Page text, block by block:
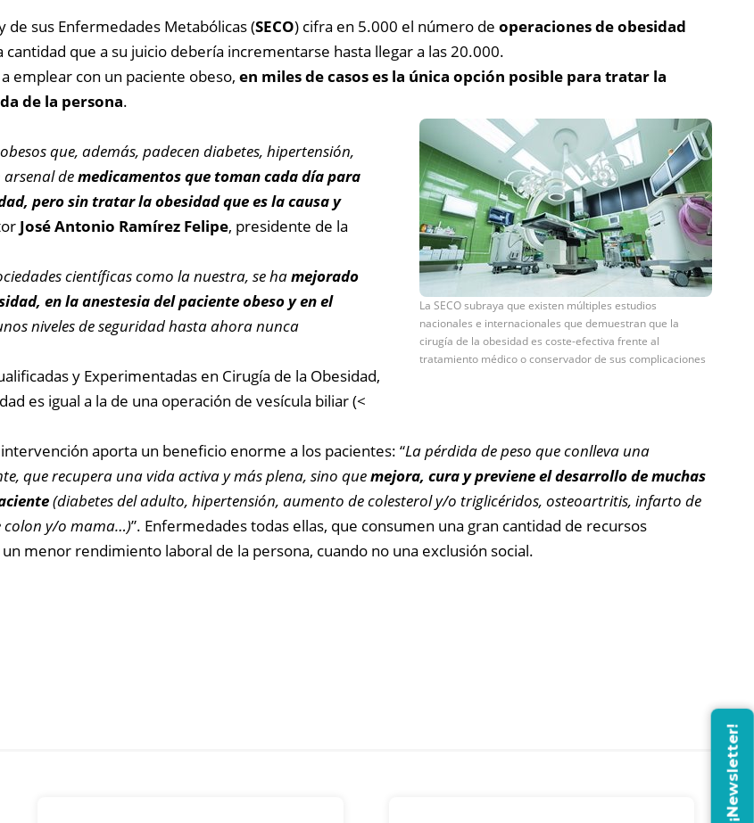
de sus Enfermedades Metabólicas (SECO) cifra en 5.000 el número de operaciones de obesidad
que a su juicio debería incrementarse hasta llegar a las 20.000.
emplear con un paciente obeso, en miles de casos es la única opción posible para tratar la
de la persona.
La SECO subraya que existen múltiples estudios
nacionales e internacionales que demuestran que la
cirugía de la obesidad es coste-efectiva frente al
tratamiento médico o conservador de sus complicaciones
que, además, padecen diabetes, hipertensión,
demedicamentos que toman cada día para
pero sin tratar la obesidad que es la causa y
José Antonio Ramírez Felipe, presidente de la
científicas como la nuestra, se hamejorado
en la anestesia del paciente obeso y en el
niveles de seguridad hasta ahora nunca
y Experimentadas en Cirugía de la Obesidad,
es igual a la de una operación de vesícula biliar (<
aporta un beneficio enorme a los pacientes: “La pérdida de peso que conlleva una
que recupera una vida activa y más plena, sino quemejora, cura y previene el desarrollo de muchas
(diabetes del adulto, hipertensión, aumento de colesterol y/o triglicéridos, osteoartritis, infarto de
colon y/o mama…)”. Enfermedades todas ellas, que consumen una gran cantidad de recursos
menor rendimiento laboral de la persona, cuando no una exclusión social.
¡Newsletter!